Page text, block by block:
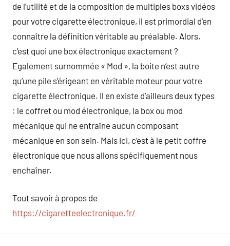
de l’utilité et de la composition de multiples boxs vidéos
pour votre cigarette électronique, il est primordial d’en
connaître la définition véritable au préalable. Alors,
c’est quoi une box électronique exactement ?
Egalement surnommée « Mod », la boite n’est autre
qu’une pile s’érigeant en véritable moteur pour votre
cigarette électronique. Il en existe d’ailleurs deux types
: le coffret ou mod électronique, la box ou mod
mécanique qui ne entraîne aucun composant
mécanique en son sein. Mais ici, c’est à le petit coffre
électronique que nous allons spécifiquement nous
enchaîner.
Tout savoir à propos de
https://cigaretteelectronique.fr/